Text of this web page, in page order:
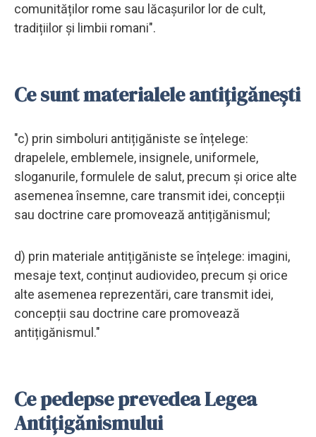
comunităților rome sau lăcașurilor lor de cult,
tradițiilor și limbii romani".
Ce sunt materialele antițigănești
"c) prin simboluri antițigăniste se înțelege:
drapelele, emblemele, insignele, uniformele,
sloganurile, formulele de salut, precum și orice alte
asemenea însemne, care transmit idei, concepții
sau doctrine care promovează antițigănismul;
d) prin materiale antițigăniste se înțelege: imagini,
mesaje text, conținut audiovideo, precum și orice
alte asemenea reprezentări, care transmit idei,
concepții sau doctrine care promovează
antițigănismul."
Ce pedepse prevedea Legea
Antițigănismului